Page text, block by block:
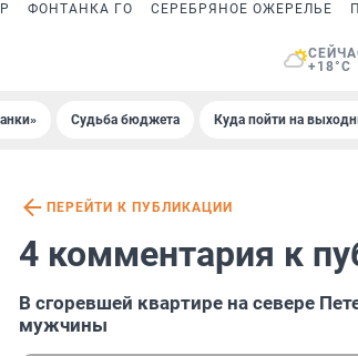
ФОНТАНКА ГО СЕРЕБРЯНОЕ ОЖЕРЕЛЬЕ
+18°C
Судьба бюджета Куда пойти на
ПЕРЕЙТИ К ПУБЛИКАЦИИ
4 комментария к
В сгоревшей квартире на севере
мужчины